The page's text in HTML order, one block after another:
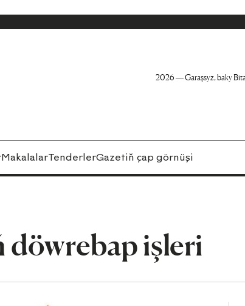
2026 — Garaşsyz, baky
MakalalarTenderlerGazetiň çap görnüşi
işleri